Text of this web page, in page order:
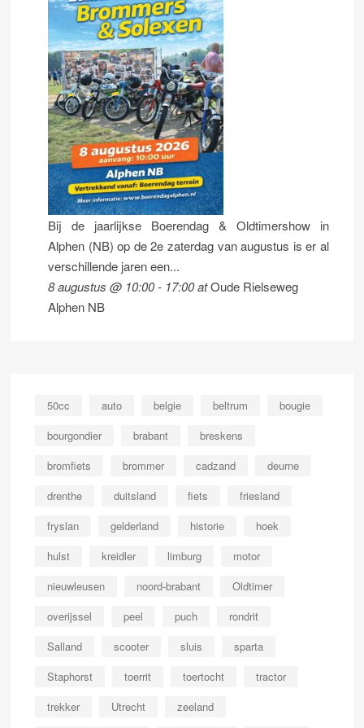
Bij de jaarlijkse Boerendag & Oldtimershow in
Alphen (NB) op de 2e zaterdag van augustus is er al
verschillende jaren een...
8 augustus @ 10:00- 17:00atOude Rielseweg
Alphen NB
50cc auto belgie beltrum
bougie
bourgondier
brabant
breskens
bromfiets
brommer cadzand
deurne
drenthe
duitsland fiets
friesland
fryslan
gelderland historie
hoek
hulst
kreidler limburg
motor
nieuwleusen
noord-brabant
Oldtimer
overijssel
peel puch
rondrit
Salland
scooter sluis
sparta
Staphorst
toerrit toertocht
tractor
trekker
Utrecht
zeeland